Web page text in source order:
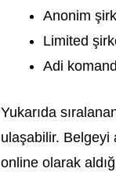
Anonim
Limited
Adi
Yukarıda
ulaşabilir. Belgeyi
online olarak